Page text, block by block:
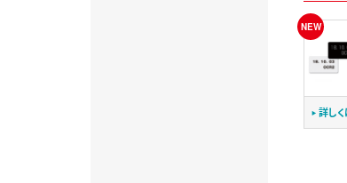
詳しく